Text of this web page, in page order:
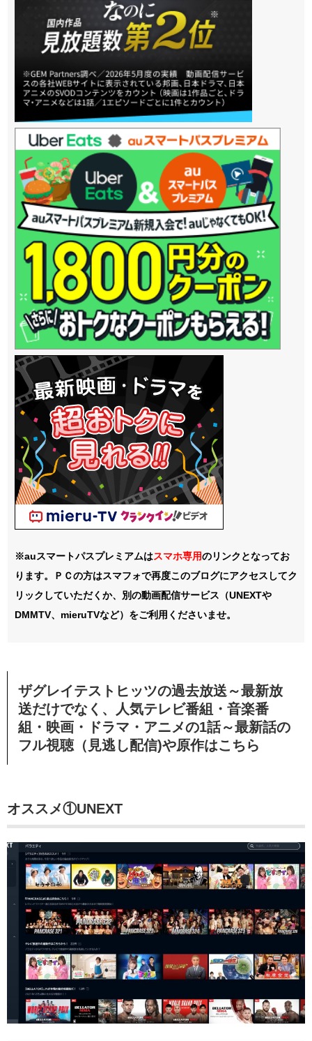
※auスマートパスプレミアムはスマホ専用のリンクとなってお
ります。ＰＣの方はスマフォで再度このブログにアクセスしてク
リックしていただくか、別の動画配信サービス（UNEXTや
DMMTV、mieruTVなど）をご利用くださいませ。
ザグレイテストヒッツの過去放送～最新放
送だけでなく、人気テレビ番組・音楽番
組・映画・ドラマ・アニメの1話～最新話の
フル視聴（見逃し配信)や原作はこちら
オススメ①UNEXT